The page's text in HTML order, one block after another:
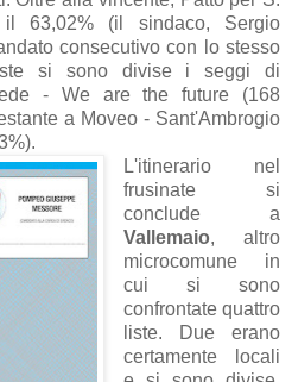
il 63,02% (il sindaco, Sergio
consecutivo con lo stesso
si sono divise i seggi di
- We are the future (168
ante a Moveo - Sant'Ambrogio
.
L'itinerario nel
frusinate si
conclude a
Vallemaio, altro
microcomune in
cui si sono
confrontate quattro
liste. Due erano
certamente locali